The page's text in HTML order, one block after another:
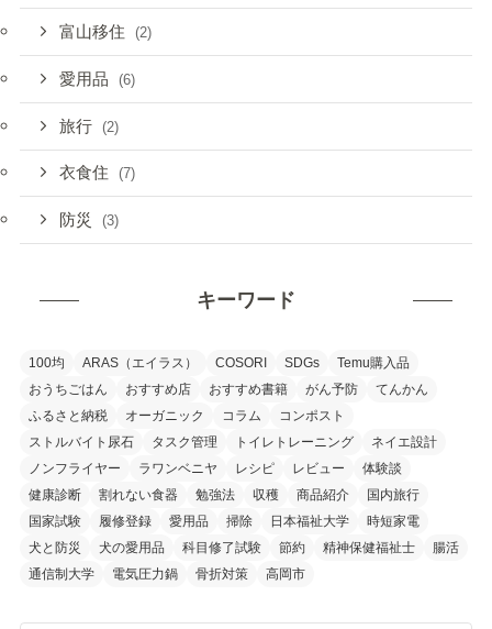
富山移住 (2)
愛用品 (6)
旅行 (2)
衣食住 (7)
防災 (3)
キーワード
100均 ARAS（エイラス） COSORI SDGs
Temu購入品
おうちごはん
おすすめ店 おすすめ書籍 がん予防
てんかん
ふるさと納税
オーガニック コラム
コンポスト
ストルバイト尿石
タスク管理 トイレトレーニング
ネイエ設計
ノンフライヤー
ラワンベニヤ レシピ レビュー
体験談
健康診断
割れない食器 勉強法 収穫 商品紹介
国内旅行
国家試験
履修登録 愛用品 掃除 日本福祉大学
時短家電
犬と防災
犬の愛用品 科目修了試験 節約 精神保健福祉士
腸活
通信制大学
電気圧力鍋 骨折対策 高岡市